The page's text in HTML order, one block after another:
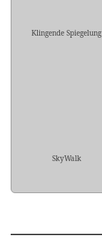
Klingende Spiegelung
SkyWalk